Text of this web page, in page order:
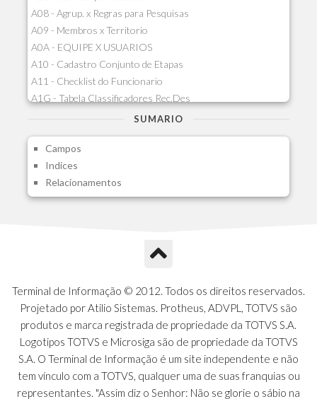
A08 - Agrup. x Regras para Pesquisas
A09 - Membros x Territorio
A0A - EQUIPE X USUARIOS
A10 - Cadastro Conjunto de Etapas
A11 - Checklist do Funcionario
A1G - Tabela Classificadores Rec.Des
A1H - Itens Tabela Classif.Rec.Desp.
A1J - Itens Aglutinadores Visao
A1N - Tipos de Card
A1O - Cards Dashboard
A1P - Tipos de Charts
A1S - Notificacoes do Vendedor
A1U - Intermediadores
A1V - Schemas - Gestao de Vendas
A1W - Campos do Schema
A1X - CFDI Complemento Carta Porte
A1Y - Carta Porte - Localizacoes
A1Z - Carta Porte - Operadores
A20 - Nota Explicativa - PCO
SUMARIO
Campos
Indices
Relacionamentos
Terminal de Informação © 2012. Todos os direitos reservados.
Projetado por Atilio Sistemas. Protheus, ADVPL, TOTVS são
produtos e marca registrada de propriedade da TOTVS S.A.
Logotipos TOTVS e Microsiga são de propriedade da TOTVS
S.A. O Terminal de Informação é um site independente e não
tem vínculo com a TOTVS, qualquer uma de suas franquias ou
representantes. "Assim diz o Senhor: Não se glorie o sábio na